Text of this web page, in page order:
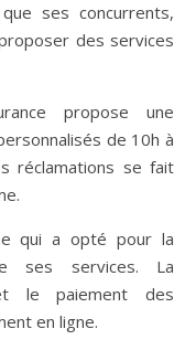
ses concurrents,
des services
propose une
de 10h à
réclamations se fait
qui a opté pour la
ses services. La
le paiement des
en ligne.